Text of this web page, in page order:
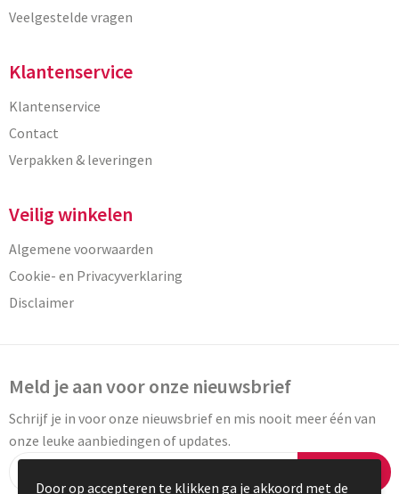
Veelgestelde vragen
Klantenservice
Klantenservice
Contact
Verpakken & leveringen
Veilig winkelen
Algemene voorwaarden
Cookie- en Privacyverklaring
Disclaimer
Meld je aan voor onze nieuwsbrief
Schrijf je in voor onze nieuwsbrief en mis nooit meer één van
onze leuke aanbiedingen of updates.
Door op accepteren te klikken ga je akkoord met de